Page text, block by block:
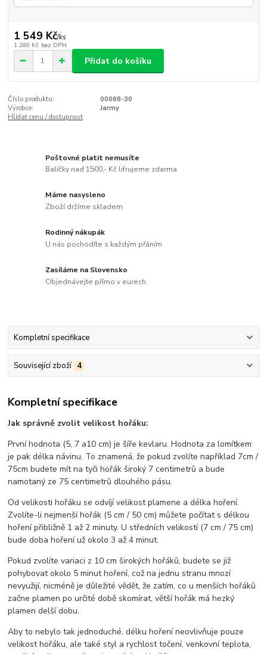
1 549 Kč/ks
1 280 Kč bez DPH
Přidat do košíku
Číslo produktu:
00068-30
Výrobce:
Jarmy
Hlídat cenu / dostupnost
Poštovné platit nemusíte
Balíčky nad 1500,- Kč lifrujeme zdarma
Máme nasysleno
Zboží držíme skladem
Rodinný nákupák
U nás pochodíte s každým přáním
Zasíláme na Slovensko
Objednávejte přímo v eurech
Kompletní specifikace
Související zboží 4
Kompletní specifikace
Jak správně zvolit velikost hořáku:
První hodnota (5, 7 a10 cm) je šíře kevlaru. Hodnota za lomítkem
je pak délka návinu. To znamená, že pokud zvolíte například 7cm /
75cm budete mít na tyči hořák široký 7 centimetrů a bude
namotaný ze 75 centimetrů dlouhého pásu.
Od velikosti hořáku se odvíjí velikost plamene a délka hoření.
Zvolíte-li nejmenší hořák (5 cm / 50 cm) můžete počítat s délkou
hoření přibližně 1 až 2 minuty. U středních velikostí (7 cm / 75 cm)
bude doba hoření už okolo 3 až 4 minut.
Pokud zvolíte variaci z 10 cm širokých hořáků, budete se již
pohybovat okolo 5 minut hoření, což na jednu stranu mnozí
nevyužijí, nicméně je důležité vědět, že zatím, co u menších hořáků
začne plamen po určité době skomírat, větší hořák má hezký
plamen delší dobu.
Aby to nebylo tak jednoduché, délku hoření neovlivňuje pouze
velikost hořáku, ale také styl a rychlost točení, venkovní teplota,